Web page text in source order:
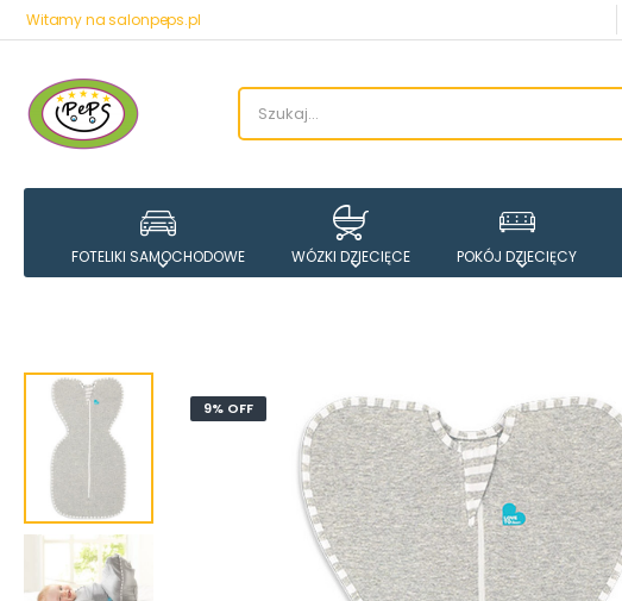
Witamy na salonpeps.pl
FOTELIKI SAMOCHODOWE WÓZKI DZIECIĘCE POKÓJ DZIECIĘCY
9% OFF